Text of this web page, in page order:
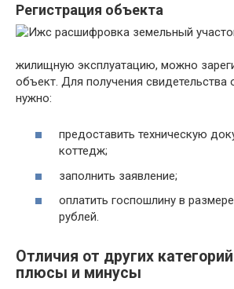
Регистрация объекта
жилищную эксплуатацию, можно
объект. Для получения свидетельства
нужно:
предоставить техническую
коттедж;
заполнить заявление;
оплатить госпошлину в
рублей.
Отличия от других
плюсы и минусы